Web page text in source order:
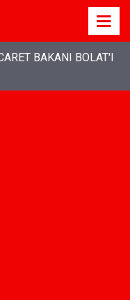
“Emekli
tasarruf